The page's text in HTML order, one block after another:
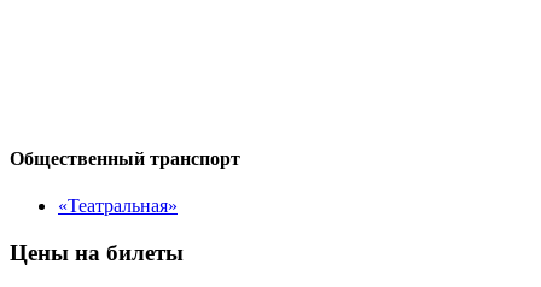
Общественный транспорт
«Театральная»
Цены на билеты